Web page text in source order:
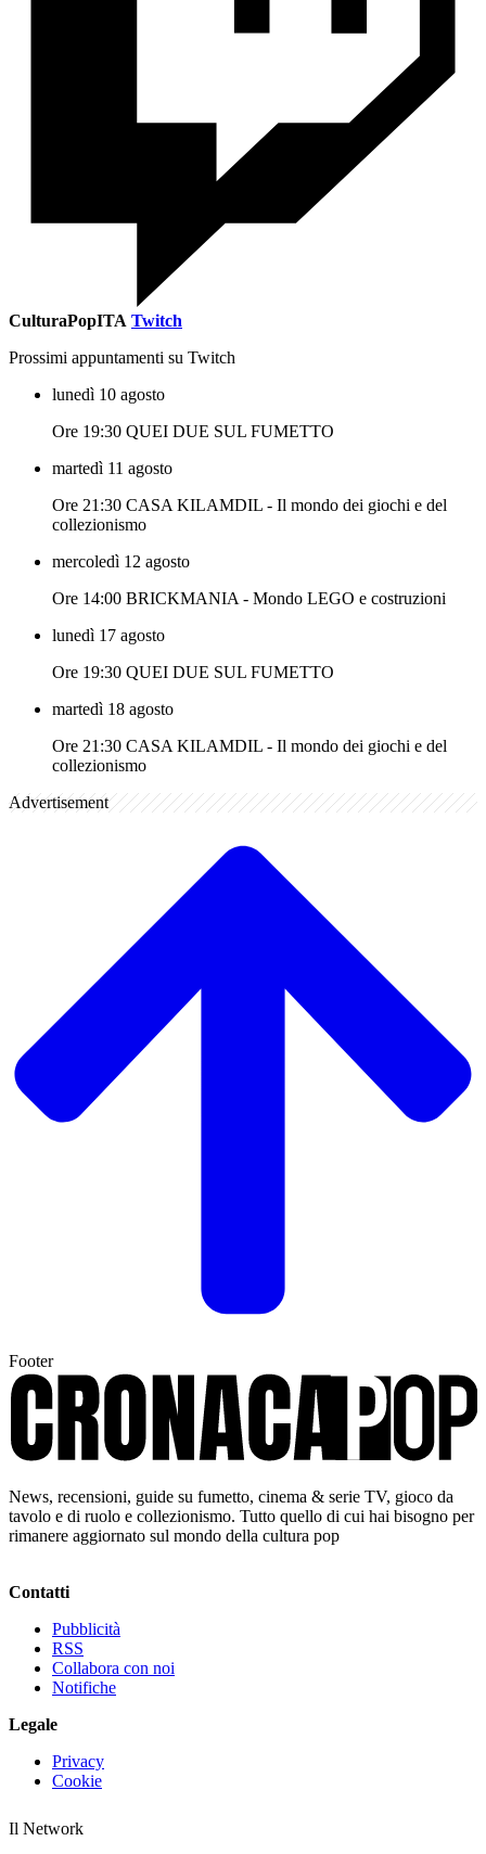
CulturaPopITA Twitch
Prossimi appuntamenti su Twitch
lunedì 10 agosto
Ore 19:30 QUEI DUE SUL FUMETTO
martedì 11 agosto
Ore 21:30 CASA KILAMDIL - Il mondo dei giochi e del
collezionismo
mercoledì 12 agosto
Ore 14:00 BRICKMANIA - Mondo LEGO e costruzioni
lunedì 17 agosto
Ore 19:30 QUEI DUE SUL FUMETTO
martedì 18 agosto
Ore 21:30 CASA KILAMDIL - Il mondo dei giochi e del
collezionismo
Advertisement
Footer
News, recensioni, guide su fumetto, cinema & serie TV, gioco da
tavolo e di ruolo e collezionismo. Tutto quello di cui hai bisogno per
rimanere aggiornato sul mondo della cultura pop
Contatti
Pubblicità
RSS
Collabora con noi
Notifiche
Legale
Privacy
Cookie
Il Network